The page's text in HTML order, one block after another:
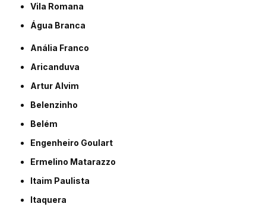
Vila Romana
Água Branca
Anália Franco
Aricanduva
Artur Alvim
Belenzinho
Belém
Engenheiro Goulart
Ermelino Matarazzo
Itaim Paulista
Itaquera